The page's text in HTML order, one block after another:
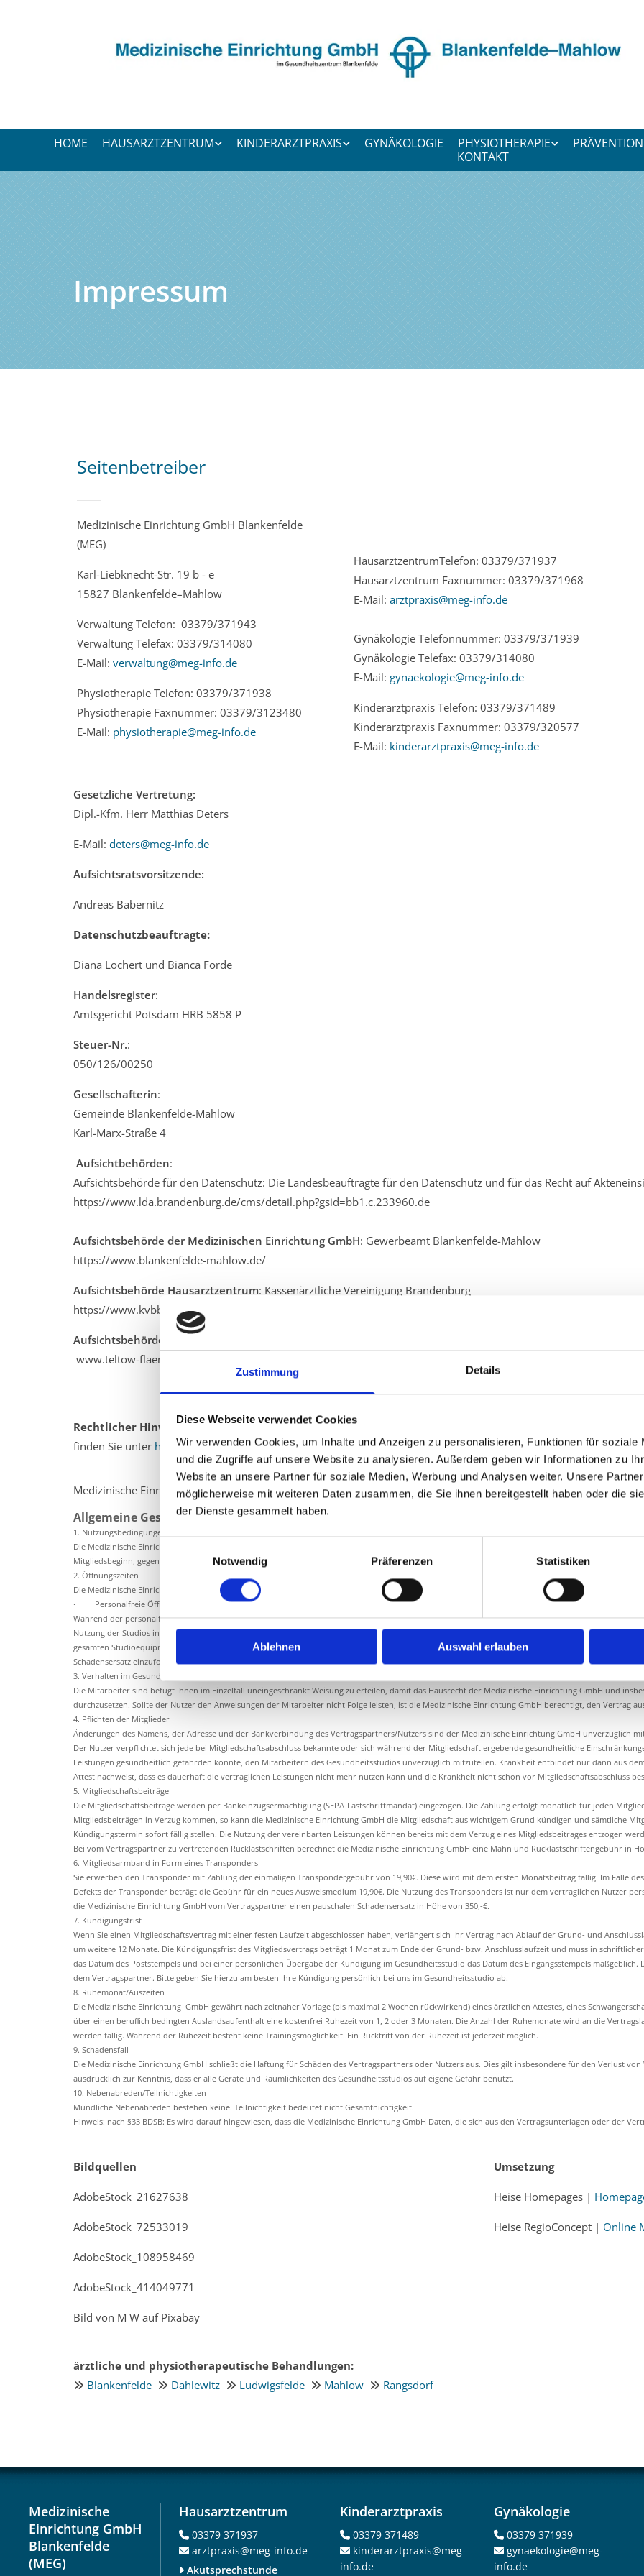
Zustimmung Details
Diese Webseite verwendet Cookies
Wir verwenden Cookies, um Inhalte und Anzeigen zu personalisieren, Funktionen für soziale
und die Zugriffe auf unsere Website zu analysieren. Außerdem geben wir Informationen zu
Website an unsere Partner für soziale Medien, Werbung und Analysen weiter. Unsere
möglicherweise mit weiteren Daten zusammen, die Sie ihnen bereitgestellt haben oder die
der Dienste gesammelt haben.
Notwendig
Präferenzen Statistiken
Ablehnen Auswahl erlauben
HOME HAUSARZTZENTRUM KINDERARZTPRAXIS GYNÄKOLOGIE PHYSIOTHERAPIE
PRÄVENTION
KONTAKT
Impressum
Seitenbetreiber
Medizinische Einrichtung GmbH Blankenfelde
(MEG)
Karl-Liebknecht-Str. 19 b - e
15827 Blankenfelde–Mahlow
Verwaltung Telefon: 03379/371943
Verwaltung Telefax: 03379/314080
E-Mail: verwaltung@meg-info.de
Physiotherapie Telefon: 03379/371938
Physiotherapie Faxnummer: 03379/3123480
E-Mail: physiotherapie@meg-info.de
HausarztzentrumTelefon: 03379/371937
Hausarztzentrum Faxnummer: 03379/371968
E-Mail: arztpraxis@meg-info.de
Gynäkologie Telefonnummer: 03379/371939
Gynäkologie Telefax: 03379/314080
E-Mail: gynaekologie@meg-info.de
Kinderarztpraxis Telefon: 03379/371489
Kinderarztpraxis Faxnummer: 03379/320577
E-Mail: kinderarztpraxis@meg-info.de
Gesetzliche Vertretung:
Dipl.-Kfm. Herr Matthias Deters
E-Mail: deters@meg-info.de
Aufsichtsratsvorsitzende:
Andreas Babernitz
Datenschutzbeauftragte:
Diana Lochert und Bianca Forde
Handelsregister:
Amtsgericht Potsdam HRB 5858 P
Steuer-Nr.:
050/126/00250
Gesellschafterin:
Gemeinde Blankenfelde-Mahlow
Karl-Marx-Straße 4
Aufsichtbehörden:
Aufsichtsbehörde für den Datenschutz: Die Landesbeauftragte für den Datenschutz und für das Recht auf
https://www.lda.brandenburg.de/cms/detail.php?gsid=bb1.c.233960.de
Aufsichtsbehörde der Medizinischen Einrichtung GmbH: Gewerbeamt Blankenfelde-Mahlow
https://www.blankenfelde-mahlow.de/
Aufsichtsbehörde Hausarztzentrum: Kassenärztliche Vereinigung Brandenburg
https://www.kvbb.de/
Aufsichtsbehörde Physiotherapie
www.teltow-flaeming.de
Rechtlicher Hinweis:Die EU hat ein OnlineVerfahren zur Beilegung von Streitigkeiten zwischen Unternehmern
finden Sie unter https://ec.europa.eu/consumers/odr/
Medizinische Einrichtung GmbH Blankenfelde (MEG) beteiligt sich nicht an einem Streitbeilegungsverfahren vor
Allgemeine Geschäftsbedingungen Zirkeltraining
1. Nutzungsbedingungen
Die Medizinische Einrichtung GmbH gewährt dem Nutzer während den offiziellen Öffnungszeiten, welche durch Aushang im Studio bekannt gegeben
Mitgliedsbeginn, gegen das vereinbarte Entgelt die Benutzung der vereinbarten und zum Zeitpunkt des Vertragsabschlusses vorhandenen Leistungen.
2. Öffnungszeiten
Die Medizinische Einrichtung GmbH ist berechtigt die Öffnungszeiten des Studios jederzeit neu festzulegen.
· Personalfreie Öffnungszeiten
Während der personalfreien Öffnungszeiten, geschieht die Nutzung des Studios sowie aller Geräte und Zubehör auf eigene Gefahr. Die
Nutzung der Studios innerhalb der entsprechenden Zeiten auf eine persönliche Betreuung sowie der Trainingseinweisung und bestätigt
gesamten Studioequipment. Bei nachweislichem Verursachen von Schäden an dem Gebäude, der Einrichtung sowie dem gesamten Equipment, behält
Schadensersatz einzufordern sowie ggf. den Mitgliedsvertrag aufzuheben.
3. Verhalten im Gesundheitsstudio
Die Mitarbeiter sind befugt Ihnen im Einzelfall uneingeschränkt Weisung zu erteilen, damit das Hausrecht der Medizinische Einrichtung GmbH und
durchzusetzen. Sollte der Nutzer den Anweisungen der Mitarbeiter nicht Folge leisten, ist die Medizinische Einrichtung GmbH berechtigt, den Vertrag
4. Pflichten der Mitglieder
Änderungen des Namens, der Adresse und der Bankverbindung des Vertragspartners/Nutzers sind der Medizinische Einrichtung GmbH unverzüglich
Der Nutzer verpflichtet sich jede bei Mitgliedschaftsabschluss bekannte oder sich während der Mitgliedschaft ergebende gesundheitliche
Leistungen gesundheitlich gefährden könnte, den Mitarbeitern des Gesundheitsstudios unverzüglich mitzuteilen. Krankheit entbindet nur dann aus
Attest nachweist, dass es dauerhaft die vertraglichen Leistungen nicht mehr nutzen kann und die Krankheit nicht schon vor Mitgliedschaftsabschluss
5. Mitgliedschaftsbeiträge
Die Mitgliedschaftsbeiträge werden per Bankeinzugsermächtigung (SEPA-Lastschriftmandat) eingezogen. Die Zahlung erfolgt monatlich für jeden
Mitgliedsbeiträgen in Verzug kommen, so kann die Medizinische Einrichtung GmbH die Mitgliedschaft aus wichtigem Grund kündigen und sämtliche
Kündigungstermin sofort fällig stellen. Die Nutzung der vereinbarten Leistungen können bereits mit dem Verzug eines Mitgliedsbeitrages entzogen
Bei vom Vertragspartner zu vertretenden Rücklastschriften berechnet die Medizinische Einrichtung GmbH eine Mahn und Rücklastschriftengebühr in
6. Mitgliedsarmband in Form eines Transponders
Sie erwerben den Transponder mit Zahlung der einmaligen Transpondergebühr von 19,90€. Diese wird mit dem ersten Monatsbeitrag fällig. Im Falle
Defekts der Transponder beträgt die Gebühr für ein neues Ausweismedium 19,90€. Die Nutzung des Transponders ist nur dem vertraglichen Nutzer
die Medizinische Einrichtung GmbH vom Vertragspartner einen pauschalen Schadensersatz in Höhe von 350,-€.
7. Kündigungsfrist
Wenn Sie einen Mitgliedschaftsvertrag mit einer festen Laufzeit abgeschlossen haben, verlängert sich Ihr Vertrag nach Ablauf der Grund- und
um weitere 12 Monate. Die Kündigungsfrist des Mitgliedsvertrags beträgt 1 Monat zum Ende der Grund- bzw. Anschlusslaufzeit und muss in
das Datum des Poststempels und bei einer persönlichen Übergabe der Kündigung im Gesundheitsstudio das Datum des Eingangsstempels
dem Vertragspartner. Bitte geben Sie hierzu am besten Ihre Kündigung persönlich bei uns im Gesundheitsstudio ab.
8. Ruhemonat/Auszeiten
Die Medizinische Einrichtung GmbH gewährt nach zeitnaher Vorlage (bis maximal 2 Wochen rückwirkend) eines ärztlichen Attestes, eines
über einen beruflich bedingten Auslandsaufenthalt eine kostenfrei Ruhezeit von 1, 2 oder 3 Monaten. Die Anzahl der Ruhemonate wird an die
werden fällig. Während der Ruhezeit besteht keine Trainingsmöglichkeit. Ein Rücktritt von der Ruhezeit ist jederzeit möglich.
9. Schadensfall
Die Medizinische Einrichtung GmbH schließt die Haftung für Schäden des Vertragspartners oder Nutzers aus. Dies gilt insbesondere für den Verlust
ausdrücklich zur Kenntnis, dass er alle Geräte und Räumlichkeiten des Gesundheitsstudios auf eigene Gefahr benutzt.
10. Nebenabreden/Teilnichtigkeiten
Mündliche Nebenabreden bestehen keine. Teilnichtigkeit bedeutet nicht Gesamtnichtigkeit.
Hinweis: nach §33 BDSB: Es wird darauf hingewiesen, dass die Medizinische Einrichtung GmbH Daten, die sich aus den Vertragsunterlagen oder der
Bildquellen
AdobeStock_21627638
AdobeStock_72533019
AdobeStock_108958469
AdobeStock_414049771
Bild von M W auf Pixabay
Umsetzung
Heise Homepages |
Heise RegioConcept | Online
ärztliche und physiotherapeutische Behandlungen:
 Blankenfelde  Dahlewitz  Ludwigsfelde  Mahlow  Rangsdorf
Medizinische
Einrichtung GmbH
Blankenfelde
(MEG)
Hausarztzentrum
 03379 371937
 arztpraxis@meg-info.de
 Akutsprechstunde
Kinderarztpraxis
 03379 371489
 kinderarztpraxis@meg-
info.de
Gynäkologie
 03379 371939
 gynaekologie@meg-
info.de